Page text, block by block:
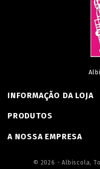
INFORMAÇÃO DA LOJA
PRODUTOS
A NOSSA EMPRESA
© 2026 - Albiscola,